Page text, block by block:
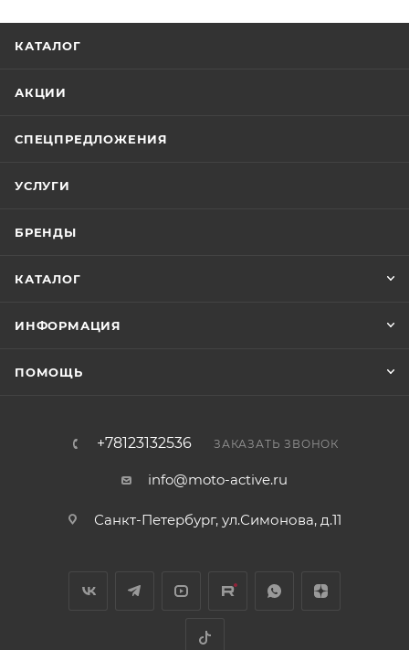
КАТАЛОГ
АКЦИИ
СПЕЦПРЕДЛОЖЕНИЯ
УСЛУГИ
БРЕНДЫ
КАТАЛОГ
ИНФОРМАЦИЯ
ПОМОЩЬ
+78123132536 ЗАКАЗАТЬ ЗВОНОК
info@moto-active.ru
Санкт-Петербург, ул.Симонова, д.11